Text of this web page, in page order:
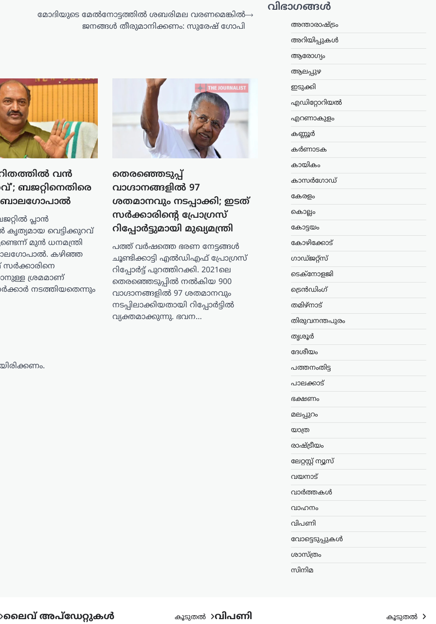
മോദിയുടെ മേൽനോട്ടത്തിൽ ശബരിമല വരണമെങ്കിൽ
ജനങ്ങൾ തീരുമാനിക്കണം: സുരേഷ് ​ഗോപി
⟶
വൻ
ബജറ്റിനെതിരെ
പ്ലാൻ
കൃത്യമായ വെട്ടിക്കുറവ്
മുൻ ധനമന്ത്രി
കഴിഞ്ഞ
ശ്രമമാണ്
നടത്തിയതെന്നും
തെരഞ്ഞെടുപ്പ്
വാഗ്ദാനങ്ങളിൽ 97
ശതമാനവും നടപ്പാക്കി; ഇടത്
സർക്കാരിൻ്റെ പ്രോഗ്രസ്
റിപ്പോർട്ടുമായി മുഖ്യമന്ത്രി
പത്ത് വർഷത്തെ ഭരണ നേട്ടങ്ങൾ
ചൂണ്ടിക്കാട്ടി എൽഡിഎഫ് പ്രോഗ്രസ്
റിപ്പോർട്ട് പുറത്തിറക്കി. 2021ലെ
തെരഞ്ഞെടുപ്പിൽ നൽകിയ 900
വാഗ്ദാനങ്ങളിൽ 97 ശതമാനവും
നടപ്പിലാക്കിയതായി റിപ്പോർട്ടിൽ
വ്യക്തമാക്കുന്നു. ഭവന…
വിഭാഗങ്ങൾ
അന്താരാഷ്ട്രം
അറിയിപ്പുകൾ
ആരോഗ്യം
ആലപ്പുഴ
ഇടുക്കി
എഡിറ്റോറിയൽ
എറണാകുളം
കണ്ണൂർ
കർണാടക
കായികം
കാസർഗോഡ്
കേരളം
കൊല്ലം
കോട്ടയം
കോഴിക്കോട്
ഗാഡ്ജറ്റ്സ്
ടെക്നോളജി
ട്രെൻഡിംഗ്
തമിഴ്നാട്
തിരുവനന്തപുരം
തൃശൂർ
ദേശീയം
പത്തനംതിട്ട
പാലക്കാട്
ഭക്ഷണം
മലപ്പുറം
യാത്ര
രാഷ്ട്രീയം
ലേറ്റസ്റ്റ് ന്യൂസ്
വയനാട്
വാർത്തകൾ
വാഹനം
വിപണി
വോട്ടെടുപ്പുകൾ
ശാസ്ത്രം
സിനിമ
ലൈവ് അപ്‌ഡേറ്റുകൾ കൂടുതൽ വിപണി കൂടുതൽ